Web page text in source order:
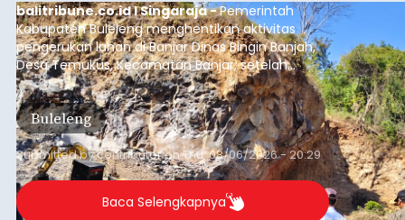
balitribune.co.id I Singaraja -Pemerintah
Kabupaten Buleleng menghentikan aktivitas
pengerukan lahan di Banjar Dinas Bingin Banjah,
Desa Temukus, Kecamatan Banjar, setelah
ditemukan indikasi kegiatan pengambilan
material yang tidak sesuai dengan peruntukan
kawasan.
Buleleng
Submitted bycontributoronThu, 08/06/2026 - 20:29
Baca Selengkapnya